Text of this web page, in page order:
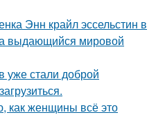
Энн крайл эссельстин в
выдающийся мировой
уже стали доброй
как женщины всё это